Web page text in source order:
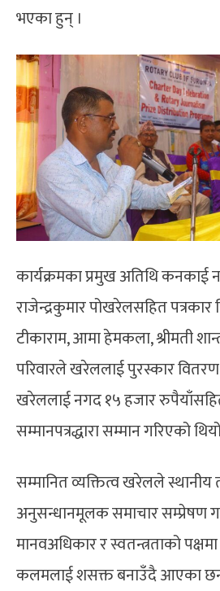
भएका हुन् ।
कार्यक्रमका प्रमुख अतिथि कनकाई
राजेन्द्रकुमार पोखरेलसहित पत्रकार
टीकाराम, आमा हेमकला, श्रीमती
परिवारले खरेललाई पुरस्कार
खरेललाई नगद १५ हजार
सम्मानपत्रद्धारा सम्मान गरिएको
सम्मानित व्यक्तित्व खरेलले
अनुसन्धानमूलक समाचार सम्प्रेषण
मानवअधिकार र स्वतन्त्रताको
कलमलाई शसक्त बनाउँदै आएका